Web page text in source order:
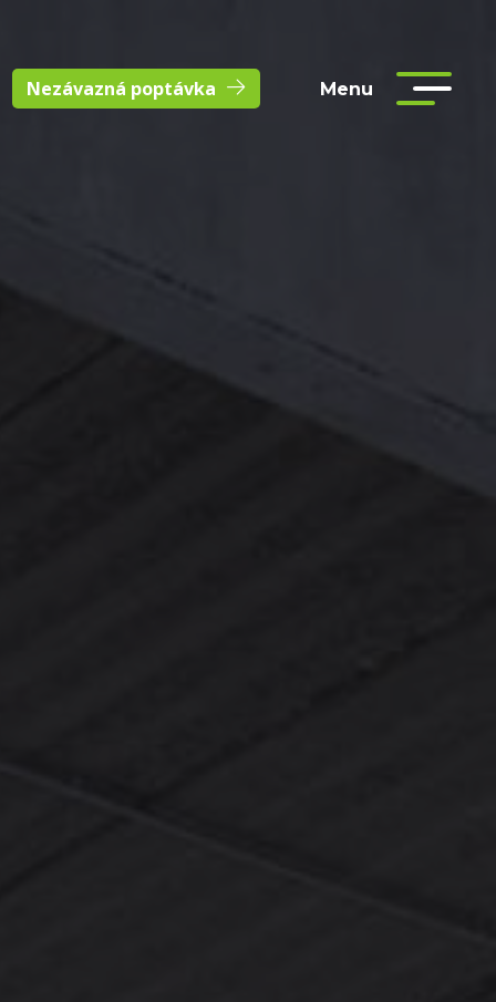
Nezávazná poptávka Menu